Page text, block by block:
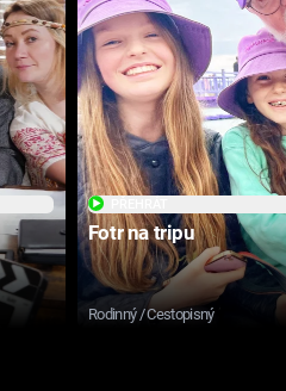
Fotr na tripu
Rodinný / Cestopisný